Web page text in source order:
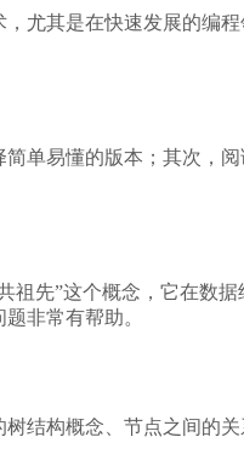
尤其是在快速发展的编
单易懂的版本；其次，
先”这个概念，它在数
非常有帮助。
结构概念、节点之间的